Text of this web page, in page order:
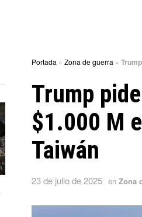
Portada » Zona de guerra »
Trump
$1.000 M
Taiwán
23 de julio de 2025 en Zona